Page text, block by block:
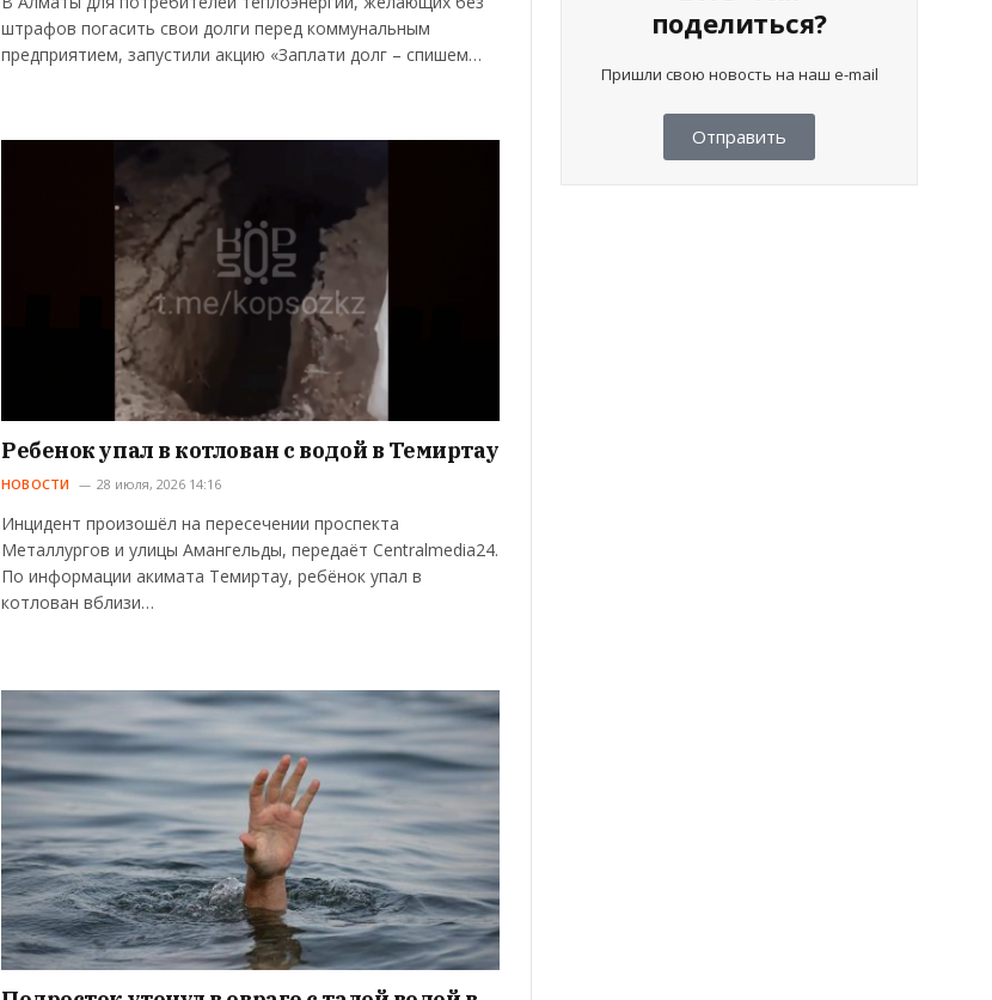
штрафов погасить свои долги перед коммунальным
предприятием, запустили акцию «Заплати долг – спишем…
Ребенок упал в котлован с водой в Темиртау
НОВОСТИ 28 июля, 2026 14:16
Инцидент произошёл на пересечении проспекта
Металлургов и улицы Амангельды, передаёт Centralmedia24.
По информации акимата Темиртау, ребёнок упал в
котлован вблизи…
поделиться?
Пришли свою новость на наш e-mail
Отправить